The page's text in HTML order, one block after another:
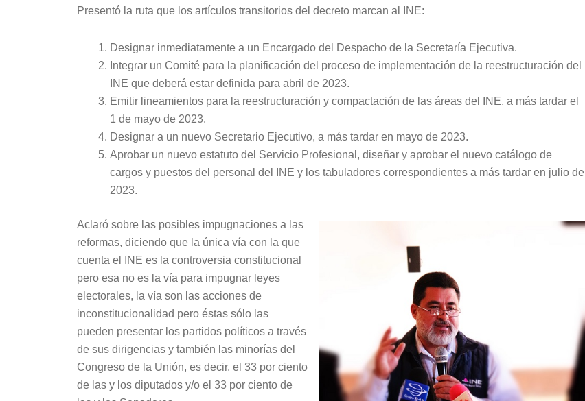
Presentó la ruta que los artículos transitorios del decreto marcan al INE:
Designar inmediatamente a un Encargado del Despacho de la Secretaría Ejecutiva.
Integrar un Comité para la planificación del proceso de implementación de la reestructuración del
INE que deberá estar definida para abril de 2023.
Emitir lineamientos para la reestructuración y compactación de las áreas del INE, a más tardar el
1 de mayo de 2023.
Designar a un nuevo Secretario Ejecutivo, a más tardar en mayo de 2023.
Aprobar un nuevo estatuto del Servicio Profesional, diseñar y aprobar el nuevo catálogo de
cargos y puestos del personal del INE y los tabuladores correspondientes a más tardar en julio de
2023.
Aclaró sobre las posibles impugnaciones a las
reformas, diciendo que la única vía con la que
cuenta el INE es la controversia constitucional
pero esa no es la vía para impugnar leyes
electorales, la vía son las acciones de
inconstitucionalidad pero éstas sólo las
pueden presentar los partidos políticos a través
de sus dirigencias y también las minorías del
Congreso de la Unión, es decir, el 33 por ciento
de las y los diputados y/o el 33 por ciento de